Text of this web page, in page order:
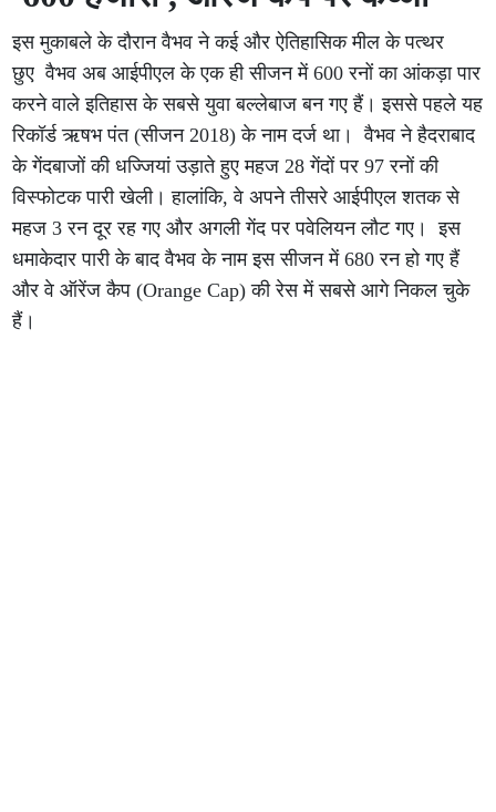
इस मुकाबले के दौरान वैभव ने कई और ऐतिहासिक मील के पत्थर
छुए वैभव अब आईपीएल के एक ही सीजन में 600 रनों का आंकड़ा पार
करने वाले इतिहास के सबसे युवा बल्लेबाज बन गए हैं। इससे पहले यह
रिकॉर्ड ऋषभ पंत (सीजन 2018) के नाम दर्ज था। वैभव ने हैदराबाद
के गेंदबाजों की धज्जियां उड़ाते हुए महज 28 गेंदों पर 97 रनों की
विस्फोटक पारी खेली। हालांकि, वे अपने तीसरे आईपीएल शतक से
महज 3 रन दूर रह गए और अगली गेंद पर पवेलियन लौट गए। इस
धमाकेदार पारी के बाद वैभव के नाम इस सीजन में 680 रन हो गए हैं
और वे ऑरेंज कैप (Orange Cap) की रेस में सबसे आगे निकल चुके
हैं।